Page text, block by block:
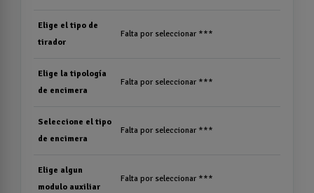
Elige el tipo de
tirador
Falta por seleccionar ***
Elige la tipología
de encimera
Falta por seleccionar ***
Seleccione el tipo
de encimera
Falta por seleccionar ***
Elige algun
modulo auxiliar
Falta por seleccionar ***